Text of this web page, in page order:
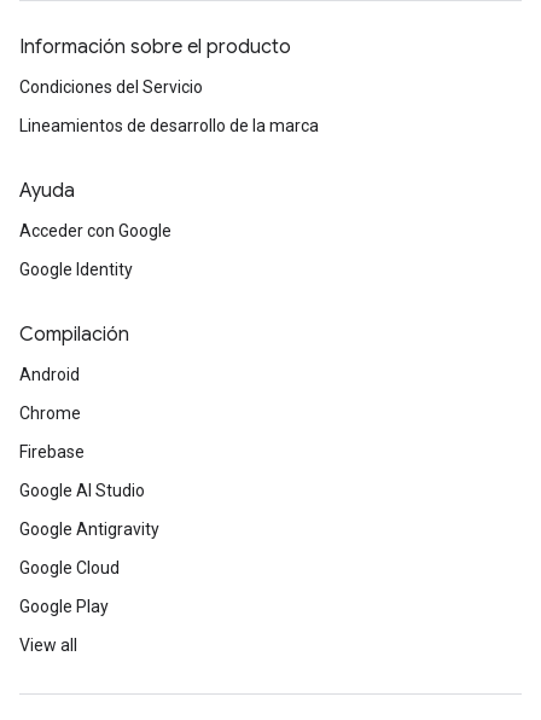
Información sobre el producto
Condiciones del Servicio
Lineamientos de desarrollo de la marca
Ayuda
Acceder con Google
Google Identity
Compilación
Android
Chrome
Firebase
Google AI Studio
Google Antigravity
Google Cloud
Google Play
View all